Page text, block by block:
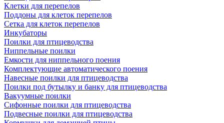
Клетки для перепелов
Поддоны для клеток перепелов
Сетка для клеток перепелов
Инкубаторы
Поилки для птицеводства
Ниппельные поилки
Емкости для ниппельного поения
Комплектующие автоматического поения
Навесные поилки для птицеводства
Поилки под бутылку и банку для птицеводства
Вакуумные поилки
Сифонные поилки для птицеводства
Подвесные поилки для птицеводства